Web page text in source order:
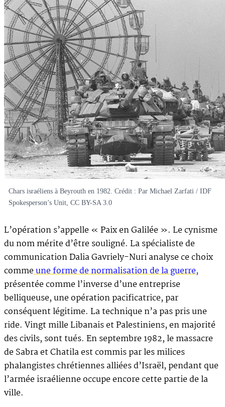
Chars israéliens à Beyrouth en 1982. Crédit : Par Michael Zarfati / IDF
Spokesperson’s Unit, CC BY-SA 3.0
L’opération s’appelle « Paix en Galilée ». Le cynisme
du nom mérite d’être souligné. La spécialiste de
communication Dalia Gavriely-Nuri analyse ce choix
commeune forme de normalisation de la guerre,
présentée comme l’inverse d’une entreprise
belliqueuse, une opération pacificatrice, par
conséquent légitime. La technique n’a pas pris une
ride. Vingt mille Libanais et Palestiniens, en majorité
des civils, sont tués. En septembre 1982, le massacre
de Sabra et Chatila est commis par les milices
phalangistes chrétiennes alliées d’Israël, pendant que
l’armée israélienne occupe encore cette partie de la
ville.